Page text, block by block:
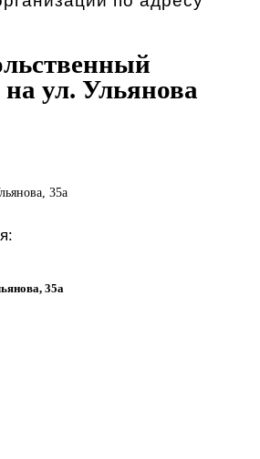
ул. Ульянова
35а
35а